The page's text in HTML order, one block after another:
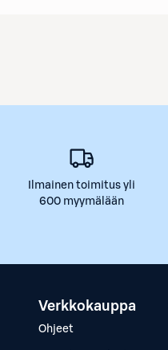
Ilmainen toimitus yli
600 myymälään
Verkkokauppa
Ohjeet